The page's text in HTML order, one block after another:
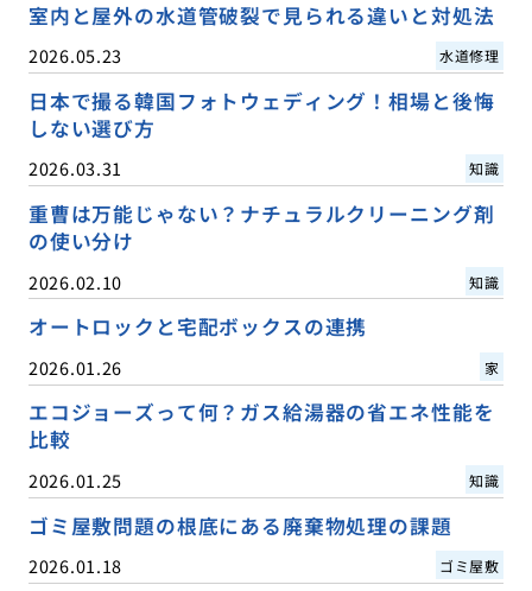
室内と屋外の水道管破裂で見られる違いと対処法
2026.05.23 水道修理
日本で撮る韓国フォトウェディング！相場と後悔
しない選び方
2026.03.31 知識
重曹は万能じゃない？ナチュラルクリーニング剤
の使い分け
2026.02.10 知識
オートロックと宅配ボックスの連携
2026.01.26 家
エコジョーズって何？ガス給湯器の省エネ性能を
比較
2026.01.25 知識
ゴミ屋敷問題の根底にある廃棄物処理の課題
2026.01.18 ゴミ屋敷